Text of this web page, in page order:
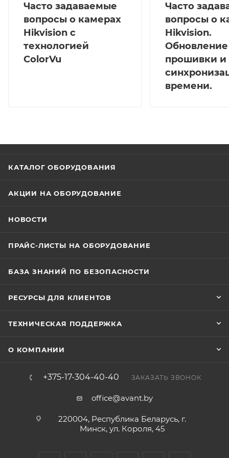
Часто задаваемые
вопросы о камерах
Hikvision с
технологией
ColorVu
Часто
вопросы о
Hikvision.
Обновление
прошивки и
времени.
КАТАЛОГ ОБОРУДОВАНИЯ
АКЦИИ НА ОБОРУДОВАНИЕ
НОВОСТИ
ПРАЙС-ЛИСТЫ НА ОБОРУДОВАНИЕ
БАЗА ЗНАНИЙ ПО БЕЗОПАСНОСТИ
РЕСУРСЫ ДЛЯ КЛИЕНТОВ
ТЕХНИЧЕСКАЯ ПОДДЕРЖКА
О КОМПАНИИ
+375-17-304-40-40 ЗАКАЗАТЬ ЗВОНОК
office@avant.by
220004, Республика Беларусь, г.
Минск, ул. Короля, 45